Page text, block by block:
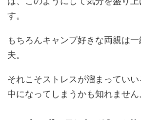
す。
もちろんキャンプ好きな両親は
夫。
それこそストレスが溜まってい
中になってしまうかも知れません